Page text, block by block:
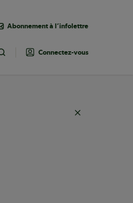
Abonnement à l’infolettre
Toggle Search
Connectez-vous